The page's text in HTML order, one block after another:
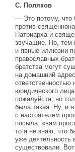
С. Поляков
— Это потому, что
против
Патриарха и
звучащие. Но, тем
и явные иллюзии
православных
братства могут
на домашний
ответственностью
юридического
пожалуйста, но
была такая. Ну, и
с настоятелем
посыла, «вам
то я не знаю, что
уже деятельность
существовали.